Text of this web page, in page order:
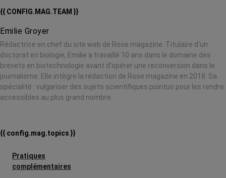
{{ CONFIG.MAG.TEAM }}
Emilie Groyer
Rédactrice en chef du site web de Rose magazine. Titulaire d'un
doctorat en biologie, Emilie a travaillé 10 ans dans le domaine des
brevets en biotechnologie avant d'opérer une reconversion dans le
journalisme. Elle intègre la rédaction de Rose magazine en 2018. Sa
spécialité : vulgariser des sujets scientifiques pointus pour les rendre
accessibles au plus grand nombre.
{{ config.mag.topics }}
Pratiques
complémentaires